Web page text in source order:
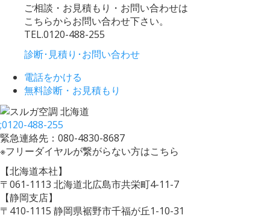
ご相談・お見積もり・お問い合わせは
こちらからお問い合わせ下さい。
TEL.0120-488-255
診断･見積り･お問い合わせ
電話をかける
無料診断・お見積もり
;0120-488-255
緊急連絡先：080-4830-8687
※フリーダイヤルが繋がらない方はこちら
【北海道本社】
〒061-1113 北海道北広島市共栄町4-11-7
【静岡支店】
〒410-1115 静岡県裾野市千福が丘1-10-31